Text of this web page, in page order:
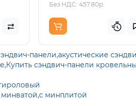
Без НДС: 457.80р.
панели,акустические
,Купить сэндвич-панели
минватой,с минплитой